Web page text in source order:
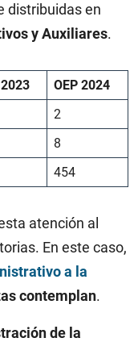
distribuidas en
y Auxiliares.
OEP 2024
2
8
454
atención al
En este caso,
a la
contemplan.
de la